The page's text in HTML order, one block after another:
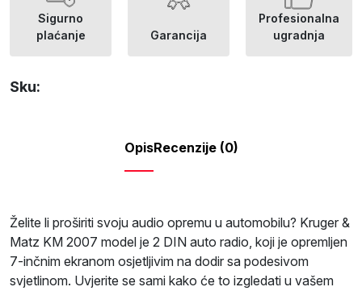
Sigurno
plaćanje
Garancija
Profesionalna
ugradnja
Sku:
OpisRecenzije (0)
Želite li proširiti svoju audio opremu u automobilu? Kruger &
Matz KM 2007 model je 2 DIN auto radio, koji je opremljen
7-inčnim ekranom osjetljivim na dodir sa podesivom
svjetlinom. Uvjerite se sami kako će to izgledati u vašem